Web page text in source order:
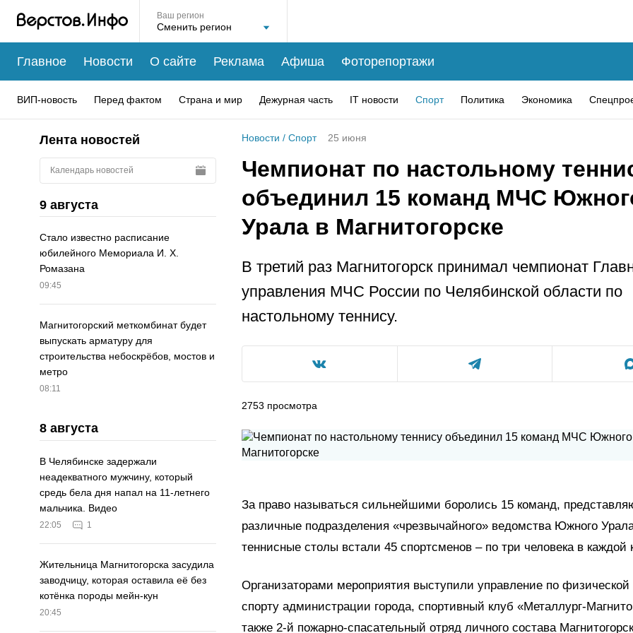
Ваш регион
Главное Новости О сайте Реклама Афиша Фоторепортажи
ВИП-новость Перед фактом Страна и мир Дежурная часть IT новости Спорт Политика Экономика
Лента новостей
Календарь новостей
9 августа
Стало известно расписание
юбилейного Мемориала И. Х.
Ромазана
09:45
Магнитогорский меткомбинат будет
выпускать арматуру для
строительства небоскрёбов, мостов и
метро
08:11
8 августа
В Челябинске задержали
неадекватного мужчину, который
средь бела дня напал на 11-летнего
мальчика. Видео
22:05 1
Жительница Магнитогорска засудила
заводчицу, которая оставила её без
котёнка породы мейн-кун
20:45
Новости / Спорт 25 июня
Чемпионат по настольному
объединил 15 команд МЧС
Урала в Магнитогорске
В третий раз Магнитогорск принимал чемпионат
управления МЧС России по Челябинской области по
настольному теннису.
2753 просмотра
За право называться сильнейшими боролись 15 команд,
различные подразделения «чрезвычайного» ведомства Южного
теннисные столы встали 45 спортсменов – по три человека в каждой
Организаторами мероприятия выступили управление по физической
спорту администрации города, спортивный клуб «Металлург-
также 2-й пожарно-спасательный отряд личного состава